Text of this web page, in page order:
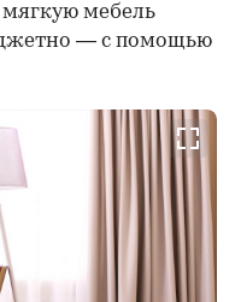
мебель
— с помощью